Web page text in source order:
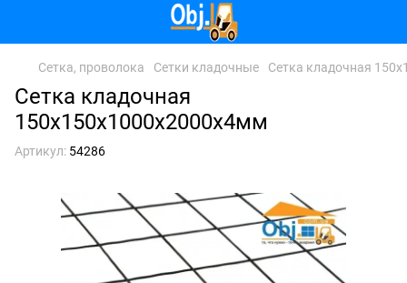
Сетка, проволока Сетки кладочные Сетка кладочная
Сетка кладочная
150х150х1000х2000х4мм
Артикул: 54286